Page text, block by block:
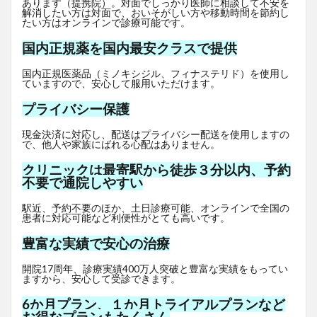
あります（提携院）。対面でしっかり医師に相談して不安を
解消したい方は対面で、おいそがしい方や移動時間を節約し
たい方はオンラインで診療可能です。
国内正規薬を国内最安クラスで提供
国内正規医薬品（ミノキシジル、フィナステリド）を使用し
ていますので、安心して服用いただけます。
プライバシー保護
現金決済に対応し、配送はプライバシー配送を使用しますの
で、他人や家族にばれる心配はありません。
クリニックは最寄駅から徒歩３分以内、予約
不要で通院しやすい
駅近、予約不要のほか、土日診療可能、オンラインで全国の
患者に対応可能など利便性がとても高いです。
豊富な実績で安心の治療
開院17周年、診療実績400万人突破と豊富な実績をもってい
ますから、安心して受診できます。
6か月プラン、１か月トライアルプランなど